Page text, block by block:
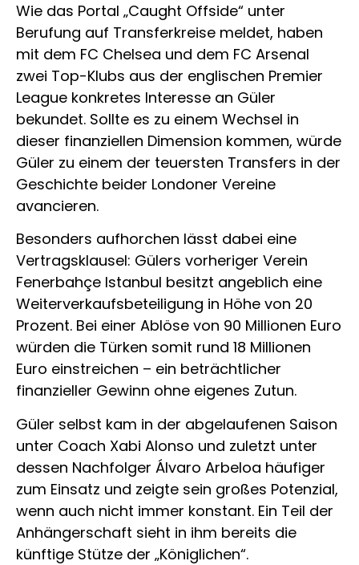
Wie das Portal „Caught Offside“ unter
Berufung auf Transferkreise meldet, haben
mit dem FC Chelsea und dem FC Arsenal
zwei Top-Klubs aus der englischen Premier
League konkretes Interesse an Güler
bekundet. Sollte es zu einem Wechsel in
dieser finanziellen Dimension kommen, würde
Güler zu einem der teuersten Transfers in der
Geschichte beider Londoner Vereine
avancieren.
Besonders aufhorchen lässt dabei eine
Vertragsklausel: Gülers vorheriger Verein
Fenerbahçe Istanbul besitzt angeblich eine
Weiterverkaufsbeteiligung in Höhe von 20
Prozent. Bei einer Ablöse von 90 Millionen Euro
würden die Türken somit rund 18 Millionen
Euro einstreichen – ein beträchtlicher
finanzieller Gewinn ohne eigenes Zutun.
Güler selbst kam in der abgelaufenen Saison
unter Coach Xabi Alonso und zuletzt unter
dessen Nachfolger Álvaro Arbeloa häufiger
zum Einsatz und zeigte sein großes Potenzial,
wenn auch nicht immer konstant. Ein Teil der
Anhängerschaft sieht in ihm bereits die
künftige Stütze der „Königlichen“.